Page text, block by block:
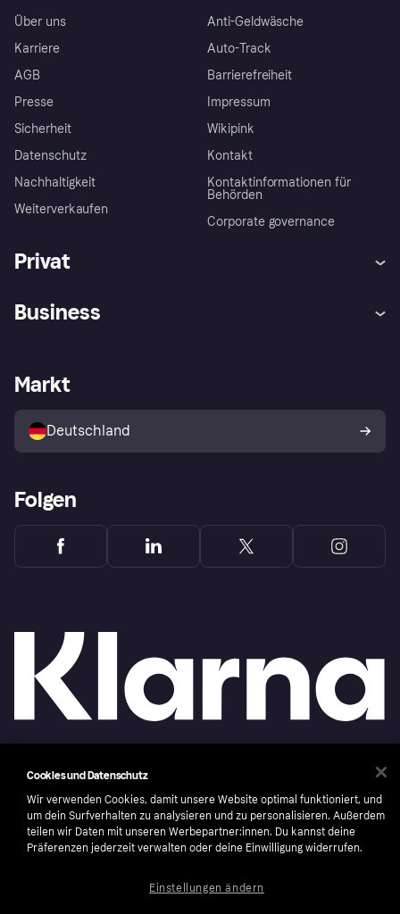
Über uns
Karriere
AGB
Presse
Sicherheit
Datenschutz
Nachhaltigkeit
Weiterverkaufen
Anti-Geldwäsche
Auto-Track
Barrierefreiheit
Impressum
Wikipink
Kontakt
Kontaktinformationen für
Behörden
Corporate governance
Privat
Klarna App
Shops entdecken
Käuferschutzrichtlinie
Dein Widerrufsrecht
Business
Händlerportal
Markt
Deutschland
Folgen
Copyright © 2005-2026 Klarna Bank AB (publ). Headquarters: Stockholm, Sweden. All
rights reserved. Klarna Bank AB (publ). Sveavägen 46, 111 34 Stockholm. Organization
NutzungsbedingungenCookiesKlarna.com
Cookies und Datenschutz
Wir verwenden Cookies, damit unsere Website optimal funktioniert, und
um dein Surfverhalten zu analysieren und zu personalisieren. Außerdem
teilen wir Daten mit unseren Werbepartner:innen. Du kannst deine
Präferenzen jederzeit verwalten oder deine Einwilligung widerrufen.
Einstellungen ändern